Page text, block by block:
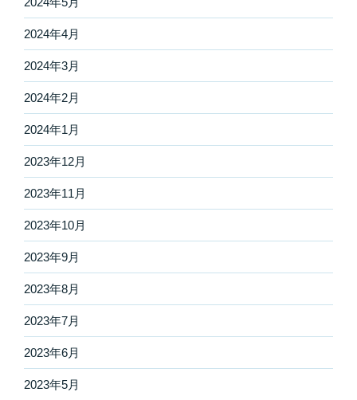
2024年4月
2024年3月
2024年2月
2024年1月
2023年12月
2023年11月
2023年10月
2023年9月
2023年8月
2023年7月
2023年6月
2023年5月